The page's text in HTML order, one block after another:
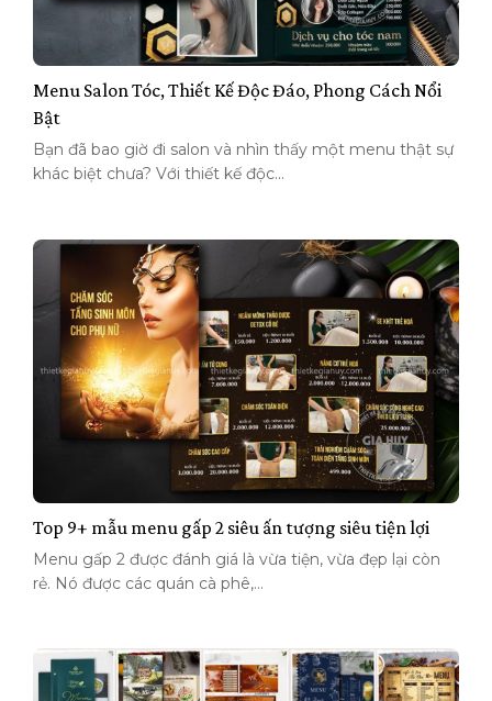
Menu Salon Tóc, Thiết Kế Độc Đáo, Phong Cách Nổi
Bật
Bạn đã bao giờ đi salon và nhìn thấy một menu thật sự
khác biệt chưa? Với thiết kế độc...
Top 9+ mẫu menu gấp 2 siêu ấn tượng siêu tiện lợi
Menu gấp 2 được đánh giá là vừa tiện, vừa đẹp lại còn
rẻ. Nó được các quán cà phê,...